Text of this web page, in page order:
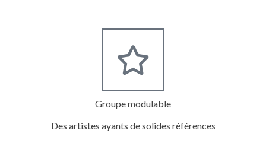
Groupe modulable
Des artistes ayants de solides références